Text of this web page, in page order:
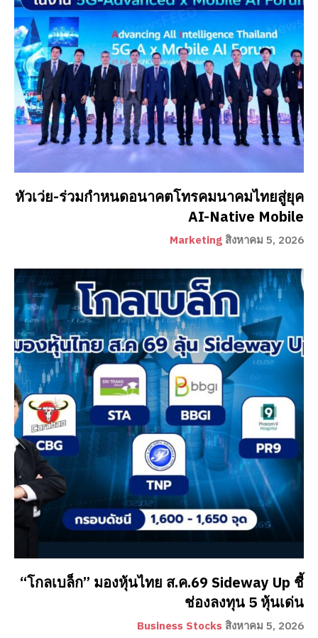
หัวเว่ย-ร่วมกำหนดอนาคตโทรคมนาคมไทยสู่ยุค
AI-Native Mobile
Marketing สิงหาคม 5, 2026
“โกลเบล็ก” มองหุ้นไทย ส.ค.69 Sideway Up ชี้
ช่องลงทุน 5 หุ้นเด่น
Business Stocks สิงหาคม 5, 2026